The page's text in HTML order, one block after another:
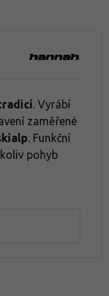
. Vyrábí
zaměřené
. Funkční
pohyb